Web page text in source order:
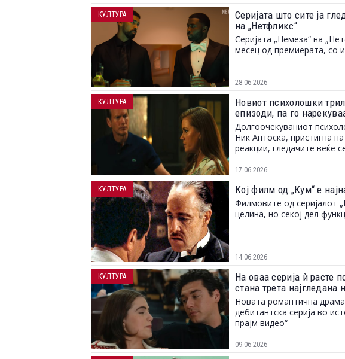
Серијата што сите ја
на „Нетфликс“
Серијата „Немеза“ на
месец од премиерата, со
28.06.2026
КУЛТУРА
Новиот психолошки
епизоди, па го
Долгоочекуваниот
Ник Антоска, пристигна
реакции, гледачите веќе
17.06.2026
КУЛТУРА
Кој филм од „Кум“ е
Филмовите од серијалот
целина, но секој дел
14.06.2026
КУЛТУРА
На оваа серија ѝ расте
стана трета најгледана
Новата романтична драма
дебитантска серија во
прајм видео“
09.06.2026
КУЛТУРА